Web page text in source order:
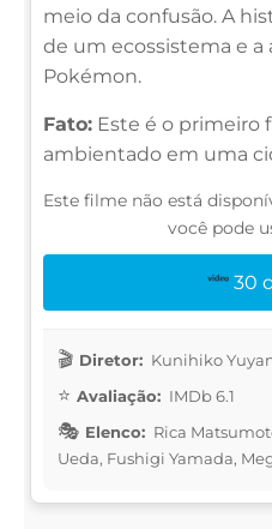
meio da confusão. A
de um ecossistema e a
Pokémon.
Fato: Este é o primeiro
ambientado em uma
Este filme não está
você pode
30
Diretor: Kunihiko
Avaliação: IMDb 6.1
Elenco: Rica
Ueda, Fushigi Yamada,